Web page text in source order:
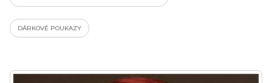
DÁRKOVÉ POUKAZY